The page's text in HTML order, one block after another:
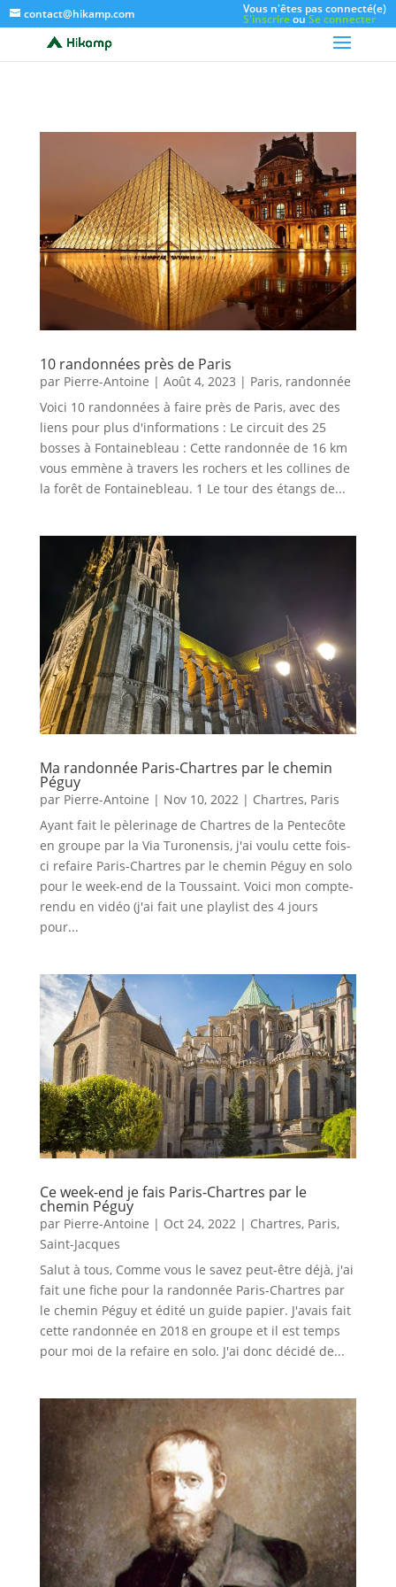
contact@hikamp.com Vous n'êtes pas connecté(e)
S'inscrireouSe connecter
10 randonnées près de Paris
par Pierre-Antoine | Août 4, 2023 | Paris, randonnée
Voici 10 randonnées à faire près de Paris, avec des
liens pour plus d'informations : Le circuit des 25
bosses à Fontainebleau : Cette randonnée de 16 km
vous emmène à travers les rochers et les collines de
la forêt de Fontainebleau. 1 Le tour des étangs de...
Ma randonnée Paris-Chartres par le chemin
Péguy
par Pierre-Antoine | Nov 10, 2022| Chartres, Paris
Ayant fait le pèlerinage de Chartres de la Pentecôte
en groupe par la Via Turonensis, j'ai voulu cette fois-
ci refaire Paris-Chartres par le chemin Péguy en solo
pour le week-end de la Toussaint. Voici mon compte-
rendu en vidéo (j'ai fait une playlist des 4 jours
pour...
Ce week-end je fais Paris-Chartres par le
chemin Péguy
par Pierre-Antoine | Oct 24, 2022| Chartres, Paris,
Saint-Jacques
Salut à tous, Comme vous le savez peut-être déjà, j'ai
fait une fiche pour la randonnée Paris-Chartres par
le chemin Péguy et édité un guide papier. J'avais fait
cette randonnée en 2018 en groupe et il est temps
pour moi de la refaire en solo. J'ai donc décidé de...